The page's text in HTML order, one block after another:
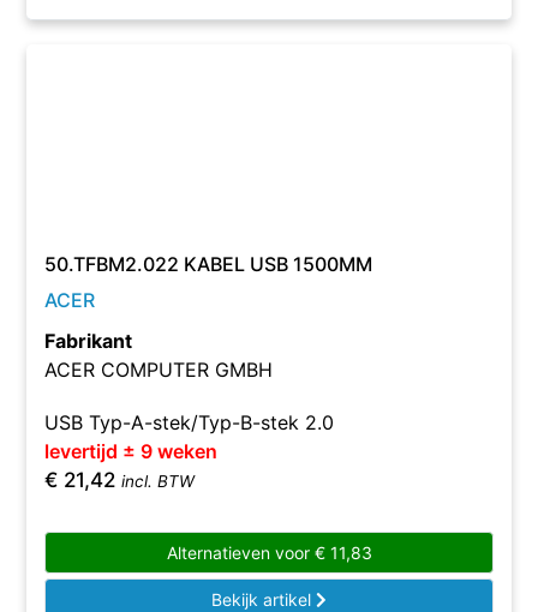
50.TFBM2.022 KABEL USB 1500MM
ACER
Fabrikant
ACER COMPUTER GMBH
USB Typ-A-stek/Typ-B-stek 2.0
levertijd ± 9 weken
€ 21,42 incl. BTW
Alternatieven voor €11,83
Bekijk artikel